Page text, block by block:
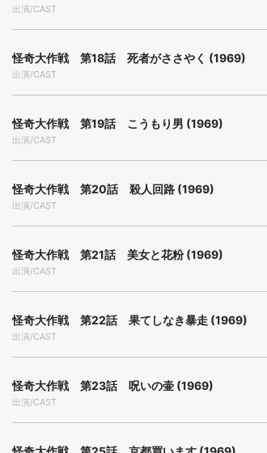
出演/CAST
怪奇大作戦 第18話 死者がささやく (1969)
出演/CAST
怪奇大作戦 第19話 こうもり男 (1969)
出演/CAST
怪奇大作戦 第20話 殺人回路 (1969)
出演/CAST
怪奇大作戦 第21話 美女と花粉 (1969)
出演/CAST
怪奇大作戦 第22話 果てしなき暴走 (1969)
出演/CAST
怪奇大作戦 第23話 呪いの壷 (1969)
出演/CAST